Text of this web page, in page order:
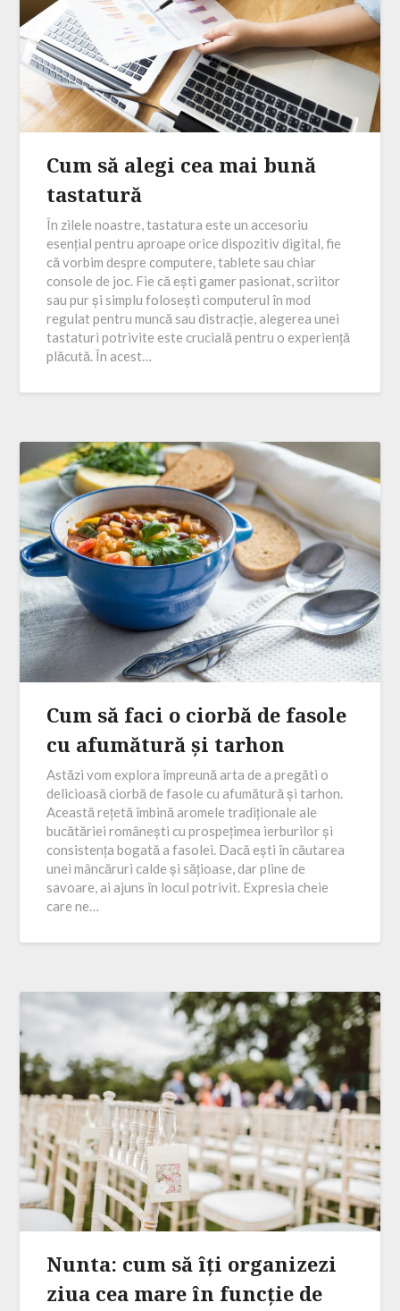
Cum să alegi cea mai bună
tastatură
În zilele noastre, tastatura este un accesoriu
esențial pentru aproape orice dispozitiv digital, fie
că vorbim despre computere, tablete sau chiar
console de joc. Fie că ești gamer pasionat, scriitor
sau pur și simplu folosești computerul în mod
regulat pentru muncă sau distracție, alegerea unei
tastaturi potrivite este crucială pentru o experiență
plăcută. În acest…
Cum să faci o ciorbă de fasole
cu afumătură și tarhon
Astăzi vom explora împreună arta de a pregăti o
delicioasă ciorbă de fasole cu afumătură și tarhon.
Această rețetă îmbină aromele tradiționale ale
bucătăriei românești cu prospețimea ierburilor și
consistența bogată a fasolei. Dacă ești în căutarea
unei mâncăruri calde și sățioase, dar pline de
savoare, ai ajuns în locul potrivit. Expresia cheie
care ne…
Nunta: cum să îți organizezi
ziua cea mare în funcție de